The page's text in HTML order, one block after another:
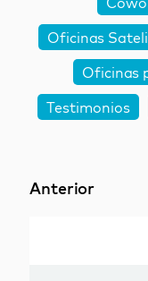
Oficinas
Oficinas
Testimonios
Anterior